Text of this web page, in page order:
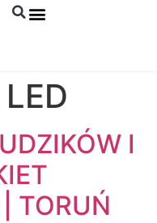
I
TORUŃ